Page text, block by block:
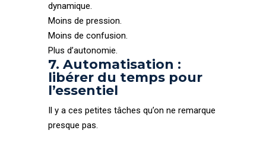
dynamique.
Moins de pression.
Moins de confusion.
Plus d’autonomie.
7. Automatisation :
libérer du temps pour
l’essentiel
Il y a ces petites tâches qu’on ne remarque
presque pas.